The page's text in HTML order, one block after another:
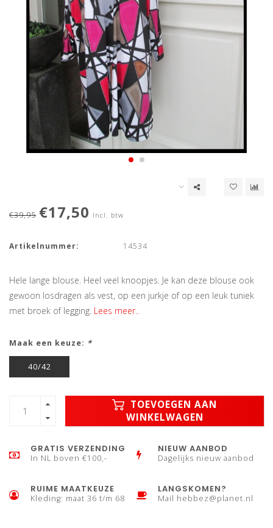
€39,95 €17,50 Incl. btw
Artikelnummer: 14534
Hele lange blouse. Heel veel knoopjes. Je kan deze blouse ook
gewoon losdragen als vest, op een jurkje of op een leuk tuniek
met broek of legging. Lees meer..
Maak een keuze: *
40/42
TOEVOEGEN AAN
WINKELWAGEN
GRATIS VERZENDING
In NL boven €100,-
NIEUW AANBOD
Dagelijks nieuw aanbod
RUIME MAATKEUZE
Kleding: maat 36 t/m 68
LANGSKOMEN?
Mail hebbez@planet.nl